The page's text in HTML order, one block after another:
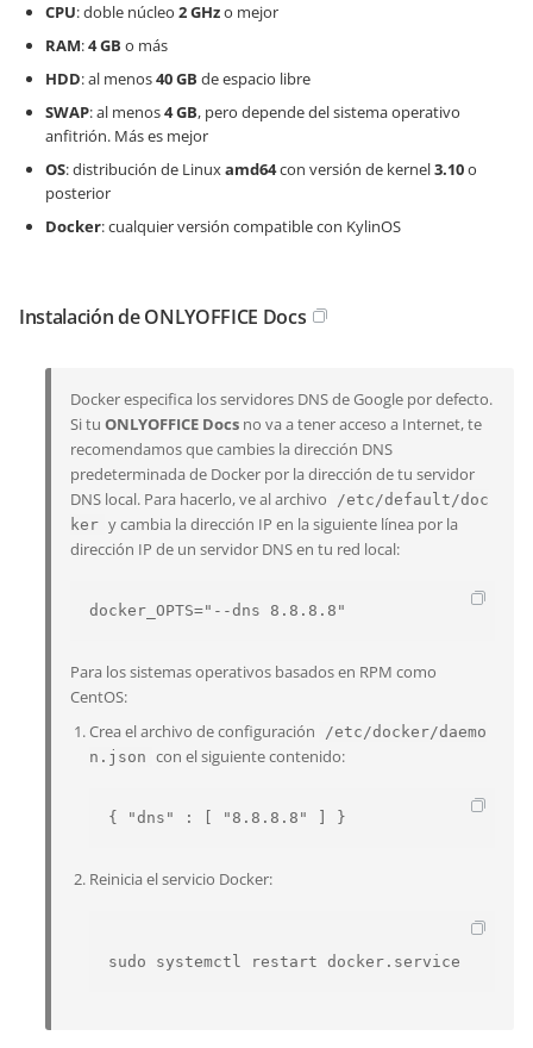
CPU: doble núcleo 2 GHzo mejor
RAM:4 GB o más
HDD: al menos40 GB de espacio libre
SWAP: al menos4 GB, pero depende del sistema operativo
anfitrión. Más es mejor
OS: distribución de Linuxamd64con versión de kernel3.10o
posterior
Docker: cualquier versión compatible con KylinOS
Instalación de ONLYOFFICE Docs
Docker especifica los servidores DNS de Google por defecto.
Si tu ONLYOFFICE Docs no va a tener acceso a Internet, te
recomendamos que cambies la dirección DNS
predeterminada de Docker por la dirección de tu servidor
DNS local. Para hacerlo, ve al archivo
/etc/default/doc
ker y cambia la dirección IP en la siguiente línea por la
dirección IP de un servidor DNS en tu red local:
Para los sistemas operativos basados en RPM como
CentOS:
Crea el archivo de configuración
/etc/docker/daemo
n.json con el siguiente contenido:
Reinicia el servicio Docker: